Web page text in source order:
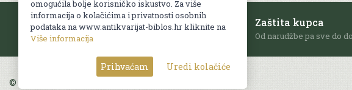
Besplatna dostava
Za sve narudžbe u RH iznad 70 EUR.
Zaštita kupca
Od narudžbe pa sve do
© Sva prava pridržana. Web by
omogućila bolje korisničko iskustvo. Za više
informacija o kolačićima i privatnosti osobnih
podataka na www.antikvarijat-biblos.hr kliknite na
Više informacija
Prihvaćam Uredi kolačiće